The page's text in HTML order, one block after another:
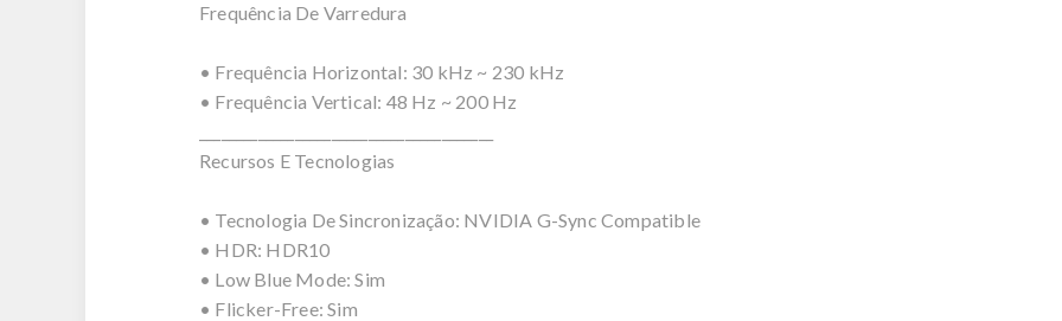
Frequência De Varredura
• Frequência Horizontal: 30 kHz ~ 230 kHz
• Frequência Vertical: 48 Hz ~ 200 Hz
Recursos E Tecnologias
• Tecnologia De Sincronização: NVIDIA G-Sync Compatible
• HDR: HDR10
• Low Blue Mode: Sim
• Flicker-Free: Sim